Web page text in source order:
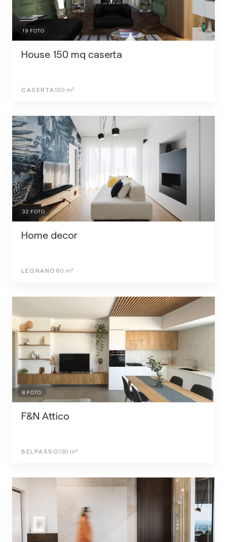
19 FOTO
House 150 mq caserta
CASERTA 150 m²
32 FOTO
Home decor
LEGNANO 80 m²
8 FOTO
F&N Attico
BELPASSO130 m²